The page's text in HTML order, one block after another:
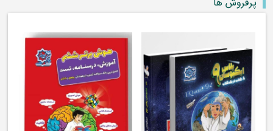
پرفروش ها